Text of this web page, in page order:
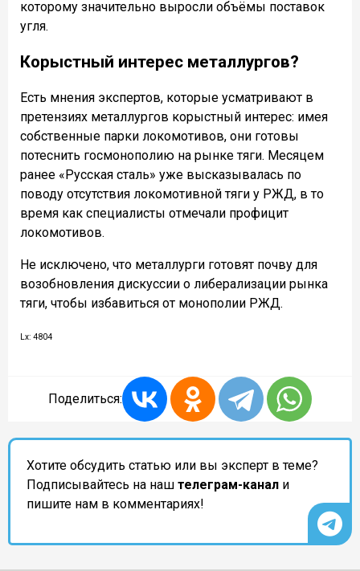
которому значительно выросли объёмы поставок
угля.
Корыстный интерес металлургов?
Есть мнения экспертов, которые усматривают в
претензиях металлургов корыстный интерес: имея
собственные парки локомотивов, они готовы
потеснить госмонополию на рынке тяги. Месяцем
ранее «Русская сталь» уже высказывалась по
поводу отсутствия локомотивной тяги у РЖД, в то
время как специалисты отмечали профицит
локомотивов.
Не исключено, что металлурги готовят почву для
возобновления дискуссии о либерализации рынка
тяги, чтобы избавиться от монополии РЖД.
Lx: 4804
Поделиться:
Хотите обсудить статью или вы эксперт в теме?
Подписывайтесь на наш телеграм-канал и
пишите нам в комментариях!